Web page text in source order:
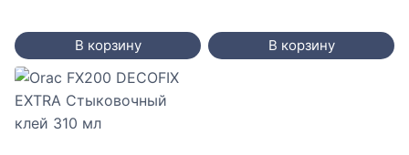
В корзину В корзину